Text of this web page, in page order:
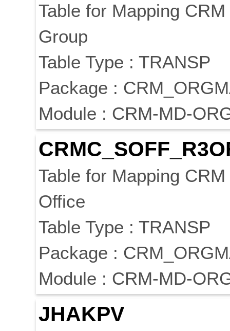
Table for Mapping CRM
Group
Table Type : TRANSP
Package :
Module : CRM-MD-
Table for Mapping CRM
Office
Table Type : TRANSP
Package :
Module : CRM-MD-
JHAKPV